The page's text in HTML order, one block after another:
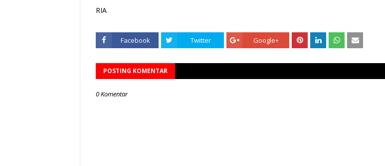
RIA
Facebook Twitter Google+
POSTING KOMENTAR
0 Komentar